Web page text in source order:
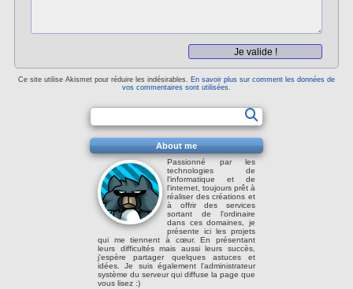
Ce site utilise Akismet pour réduire les indésirables. En savoir plus sur comment les données de
vos commentaires sont utilisées.
About me
Passionné par les
technologies de
l'informatique et de
l'internet, toujours prêt à
réaliser des créations et
à offrir des services
sortant de l'ordinaire
dans ces domaines, je
présente ici les projets
qui me tiennent à cœur. En présentant
leurs difficultés mais aussi leurs succès,
j'espère partager quelques astuces et
idées. Je suis également l'administrateur
système du serveur qui diffuse la page que
vous lisez :)